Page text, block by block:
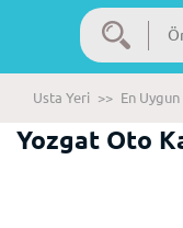
Usta Yeri >> En
Yozgat Oto